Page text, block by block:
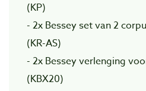
(KP)
- 2x Bessey set van 2
(KR-AS)
- 2x Bessey verlenging
(KBX20)